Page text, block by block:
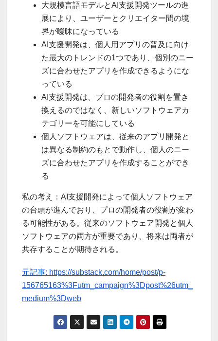
大規模言語モデルとAI支援開発ツールの進
展により、ユーザーとクリエイター間の境
界が曖昧になっている
AI支援開発は、個人用アプリの普及に向け
た最大のトレンドの1つであり、個別のニー
ズに合わせたアプリを作成できるようにな
っている
AI支援開発は、プロの開発者の役割を置き
換えるのではなく、新しいソフトウェアカ
テゴリーを可能にしている
個人ソフトウェアは、従来のアプリ開発と
は異なる制約のもとで動作し、個人のニー
ズに合わせたアプリを作成することができ
る
私の考え：AI支援開発によって個人ソフトウェア
の台頭が進んでおり、プロの開発者の役割が変わ
る可能性がある。従来のソフトウェア開発と個人
ソフトウェアの両方が重要であり、将来は両者が
共存することが期待される。
元記事: https://substack.com/home/post/p-
156765163%3Futm_campaign%3Dpost%26utm_
medium%3Dweb